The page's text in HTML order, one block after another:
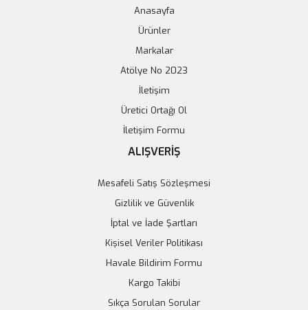
Anasayfa
Ürünler
Markalar
Atölye No 2023
İletişim
Üretici Ortağı Ol
İletişim Formu
ALIŞVERİŞ
Mesafeli Satış Sözleşmesi
Gizlilik ve Güvenlik
İptal ve İade Şartları
Kişisel Veriler Politikası
Havale Bildirim Formu
Kargo Takibi
Sıkça Sorulan Sorular